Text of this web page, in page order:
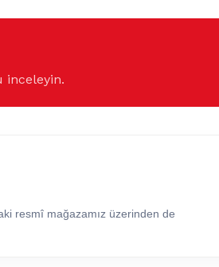
inceleyin.
resmî mağazamız üzerinden de